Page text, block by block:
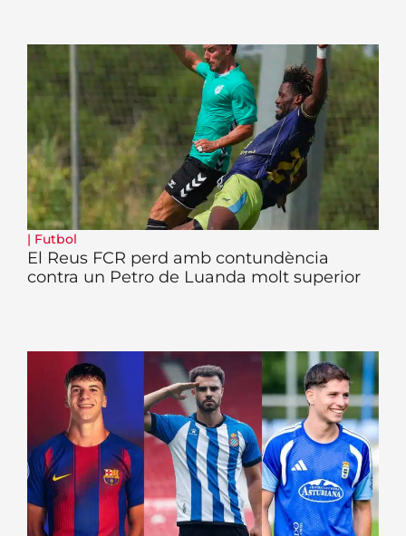
| Futbol
El Reus FCR perd amb contundència
contra un Petro de Luanda molt superior